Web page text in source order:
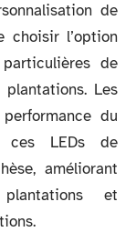
de
choisir l’option
de
Les
du
ces LEDs de
améliorant
et